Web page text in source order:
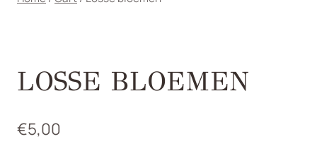
LOSSE BLOEMEN
€5,00